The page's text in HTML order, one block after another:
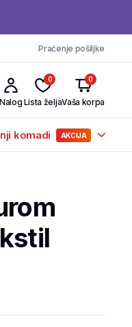
Praćenje pošiljke
Nalog
0
Lista želja
0
Vaša korpa
komadi AKCIJA